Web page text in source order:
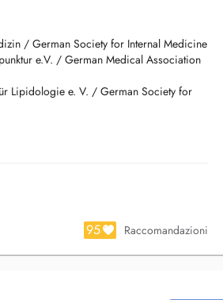
carotid arteries, leg vessels (veins and
de soin. Parcours de prévention.
/ German Society for Internal Medicine
e.V. / German Medical Association
Lipidologie e. V. / German Society for
95 Raccomandazioni